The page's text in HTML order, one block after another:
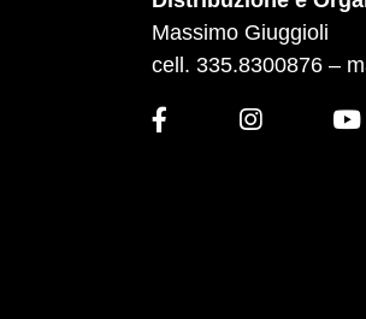
Massimo Giuggioli
cell. 335.8300876 –